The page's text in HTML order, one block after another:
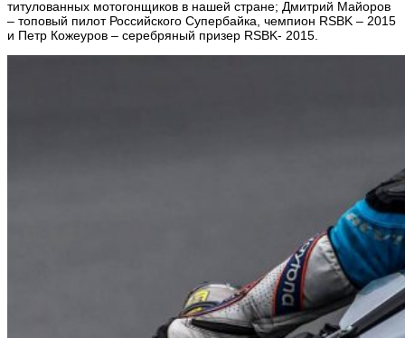
титулованных мотогонщиков в нашей стране; Дмитрий Майоров
– топовый пилот Российского Супербайка, чемпион RSBK – 2015
и Петр Кожеуров – серебряный призер RSBK- 2015.